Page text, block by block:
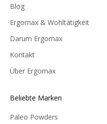
Blog
Ergomax & Wohltätigkeit
Darum Ergomax
Kontakt
Über Ergomax
Beliebte Marken
Paleo Powders